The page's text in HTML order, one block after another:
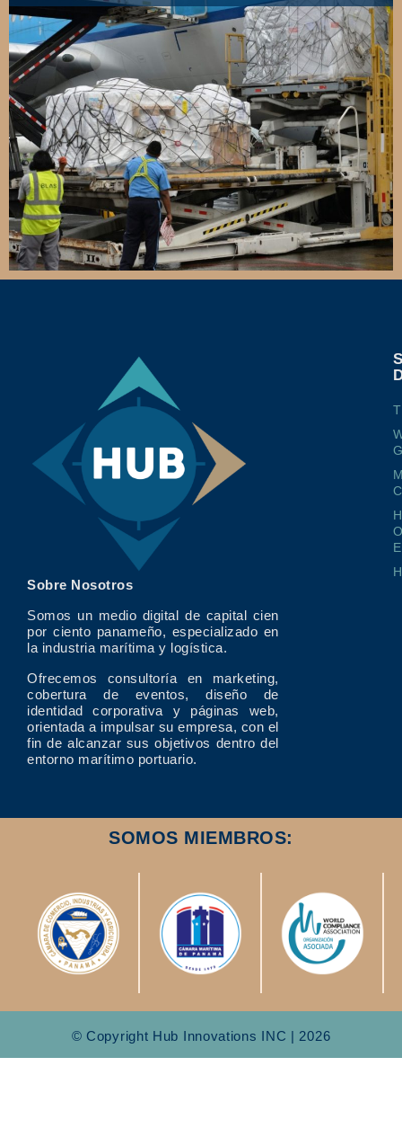
Sobre Nosotros
Somos un medio digital de capital cien
por ciento panameño, especializado en
la industria marítima y logística.
Ofrecemos consultoría en marketing,
cobertura de eventos, diseño de
identidad corporativa y páginas web,
orientada a impulsar su empresa, con el
fin de alcanzar sus objetivos dentro del
entorno marítimo portuario.
SOMOS MIEMBROS:
© Copyright Hub Innovations INC | 2026